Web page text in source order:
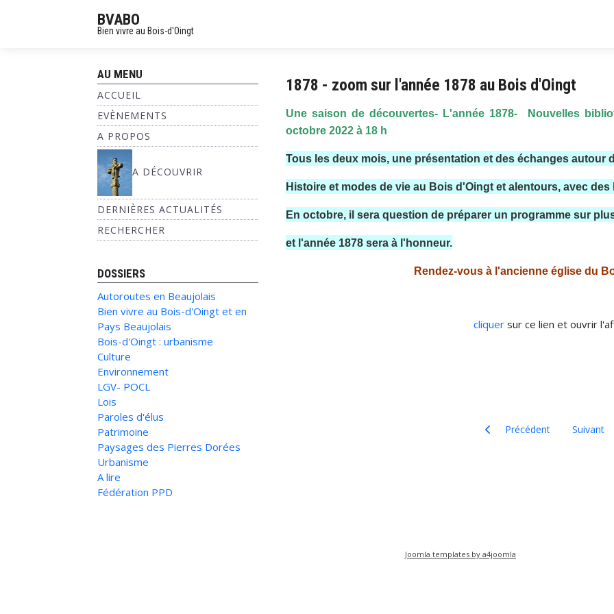
BVABO
Bien vivre au Bois-d'Oingt
AU MENU
ACCUEIL
EVÈNEMENTS
A PROPOS
A DÉCOUVRIR
DERNIÈRES ACTUALITÉS
RECHERCHER
DOSSIERS
Autoroutes en Beaujolais
Bien vivre au Bois-d'Oingt et en
Pays Beaujolais
Bois-d'Oingt : urbanisme
Culture
Environnement
LGV- POCL
Lois
Paroles d'élus
Patrimoine
Paysages des Pierres Dorées
Urbanisme
A lire
Fédération PPD
1878 - zoom sur l'année 1878 au Bois d'Oingt
Une saison de découvertes- L'année 1878- Nouvelles
octobre 2022 à 18 h
Tous les deux mois, une présentation et des échanges autour
Histoire et modes de vie au Bois d'Oingt et alentours, avec
En octobre, il sera question de préparer un programme sur
et l'année 1878 sera à l'honneur.
Rendez-vous à l'ancienne église du
cliquer sur ce lien et ouvrir
Article précédent : Maisons
Précédent Article
Suivant
Joomla templates by a4joomla